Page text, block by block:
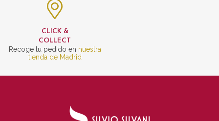
CLICK &
COLLECT
Recoge tu pedido en nuestra
tienda de Madrid